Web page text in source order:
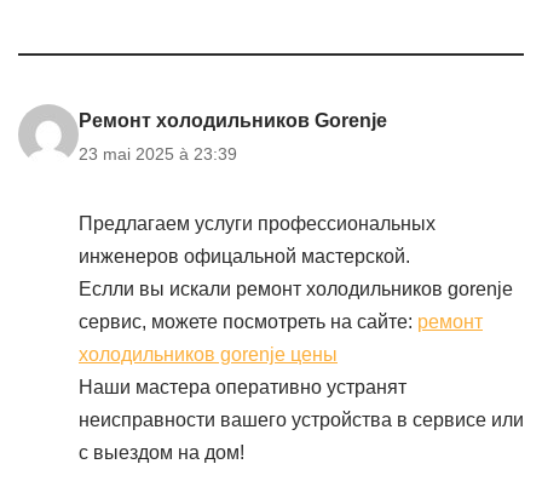
Ремонт холодильников Gorenje
23 mai 2025 à 23:39
Предлагаем услуги профессиональных
инженеров офицальной мастерской.
Еслли вы искали ремонт холодильников gorenje
сервис, можете посмотреть на сайте: ремонт
холодильников gorenje цены
Наши мастера оперативно устранят
неисправности вашего устройства в сервисе или
с выездом на дом!